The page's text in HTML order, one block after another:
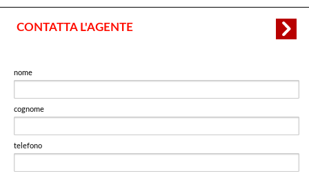
CONTATTA L'AGENTE
nome
cognome
telefono